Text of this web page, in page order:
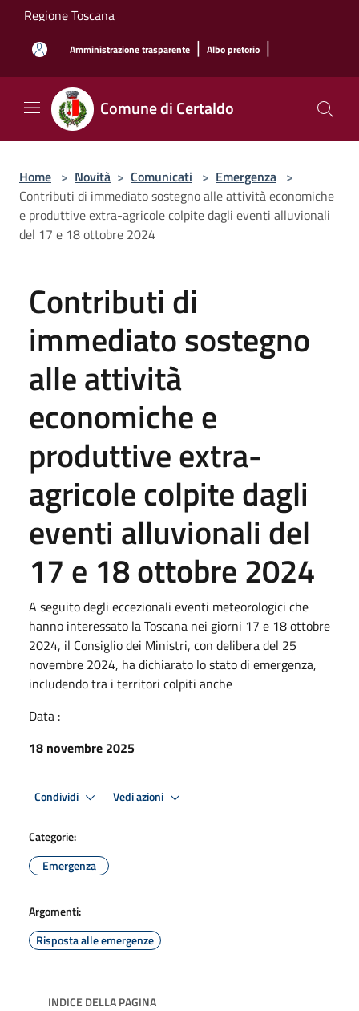
Salta al contenuto principale
Regione Toscana
Amministrazione trasparente | Albo pretorio |
Comune di Certaldo
Home > Novità > Comunicati > Emergenza >
Contributi di immediato sostegno alle attività economiche
e produttive extra-agricole colpite dagli eventi alluvionali
del 17 e 18 ottobre 2024
Contributi di
immediato sostegno
alle attività
economiche e
produttive extra-
agricole colpite dagli
eventi alluvionali del
17 e 18 ottobre 2024
A seguito degli eccezionali eventi meteorologici che
hanno interessato la Toscana nei giorni 17 e 18 ottobre
2024, il Consiglio dei Ministri, con delibera del 25
novembre 2024, ha dichiarato lo stato di emergenza,
includendo tra i territori colpiti anche
Data :
18 novembre 2025
Condividi Vedi azioni
Categorie:
Emergenza
Argomenti:
Risposta alle emergenze
INDICE DELLA PAGINA